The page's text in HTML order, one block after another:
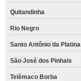
Quitandinha
Rio Negro
Santo Antônio da Platina
São José dos Pinhais
Telêmaco Borba